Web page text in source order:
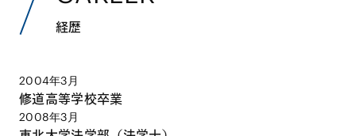
経歴
2004年3月
修道高等学校卒業
2008年3月